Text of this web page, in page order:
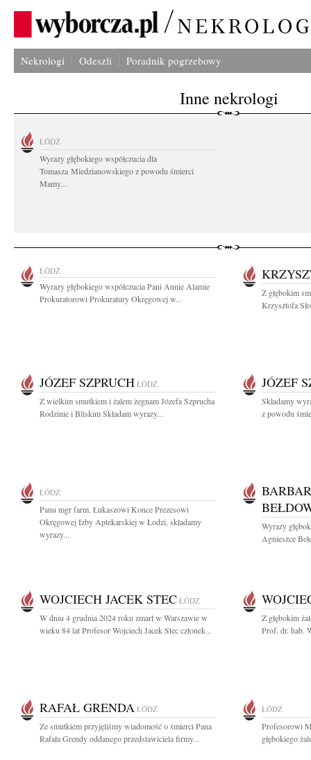
Nekrologi Odeszli Poradnik pogrzebowy
Inne nekrologi
ŁÓDŹ
Wyrazy głębokiego współczucia dla
Tomasza Miedzianowskiego z powodu śmierci
Mamy...
ŁÓDŹ
Wyrazy głębokiego współczucia Pani Annie Alamie
Prokuratorowi Prokuratury Okręgowej w...
Z głębokim
Krzysztofa
JÓZEF SZPRUCH ŁÓDŹ
Z wielkim smutkiem i żalem żegnam Józefa Szprucha
Rodzinie i Bliskim Składam wyrazy...
JÓZEF
Składamy
z powodu
ŁÓDŹ
Panu mgr farm. Łukaszowi Konce Prezesowi
Okręgowej Izby Aptekarskiej w Łodzi, składamy
wyrazy...
Wyrazy
Agnieszce
WOJCIECH JACEK STEC ŁÓDŹ
W dniu 4 grudnia 2024 roku zmarł w Warszawie w
wieku 84 lat Profesor Wojciech Jacek Stec członek...
Z głębokim
Prof. dr. hab.
RAFAŁ GRENDA ŁÓDŹ
Ze smutkiem przyjęliśmy wiadomość o śmierci Pana
Rafała Grendy oddanego przedstawiciela firmy...
ŁÓDŹ
Profesorowi
głębokiego